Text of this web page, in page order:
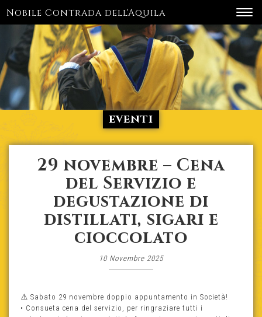
Nobile Contrada dell'Aquila
eventi
29 novembre – Cena
del Servizio e
degustazione di
distillati, sigari e
cioccolato
10 Novembre 2025
⚠️ Sabato 29 novembre doppio appuntamento in Società!
• Consueta cena del servizio, per ringraziare tutti i